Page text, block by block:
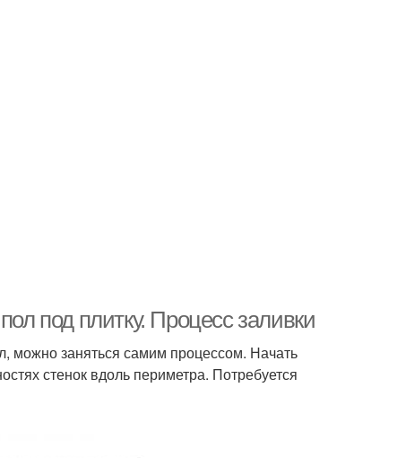
под плитку. Процесс заливки
можно заняться самим процессом. Начать
стенок вдоль периметра. Потребуется